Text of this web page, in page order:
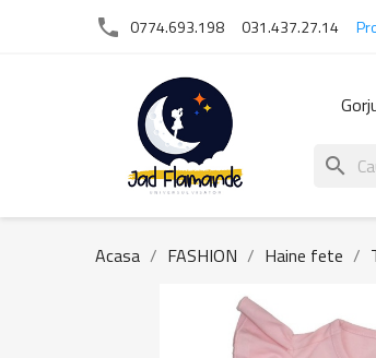
phone 0774.693.198 031.437.27.14
search
Acasa FASHION Haine fete